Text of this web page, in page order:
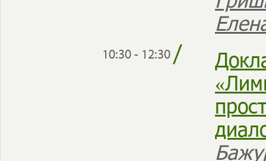
10:30 - 12:30/